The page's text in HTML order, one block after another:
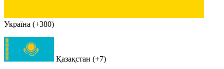
Україна (+380)
Қазақстан (+7)